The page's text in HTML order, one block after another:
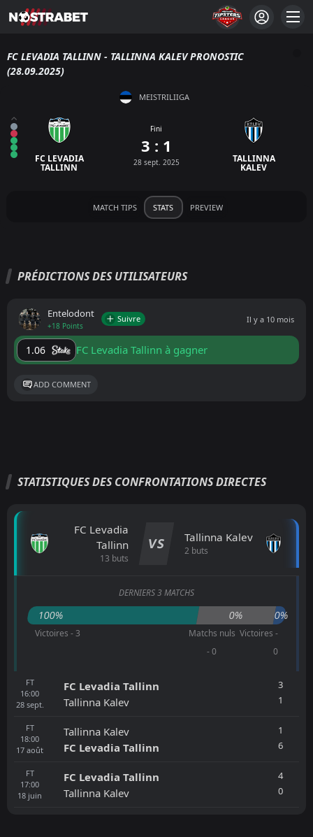
FC LEVADIA TALLINN - TALLINNA KALEV PRONOSTIC
(28.09.2025)
MEISTRILIIGA
FC LEVADIA
TALLINN
Fini
3 : 1
28 sept. 2025 TALLINNA
KALEV
MATCH TIPS STATS PREVIEW
PRÉDICTIONS DES UTILISATEURS
Entelodont
+18 Points
Suivre Il y a 10 mois
1.06 FC Levadia Tallinn à gagner
ADD COMMENT
STATISTIQUES DES CONFRONTATIONS DIRECTES
FC Levadia
Tallinn
13 buts
VS Tallinna Kalev
2 buts
DERNIERS 3 MATCHS
100% 0% 0%
Victoires - 3
Matchs nuls
- 0
Victoires -
0
FT
16:00
28 sept.
FC Levadia Tallinn
Tallinna Kalev
3
1
FT
18:00
17 août
Tallinna Kalev
FC Levadia Tallinn
1
6
FT
17:00
18 juin
FC Levadia Tallinn
Tallinna Kalev
4
0